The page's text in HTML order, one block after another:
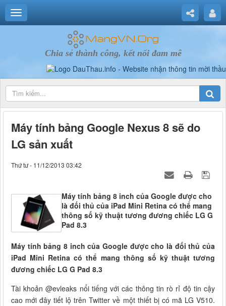
Chia sẻ thành công, kết nối đam mê
Máy tính bảng Google Nexus 8 sẽ do
LG sản xuất
Thứ tư - 11/12/2013 03:42
Máy tính bảng 8 inch của Google được cho
là đối thủ của iPad Mini Retina có thể mang
thông số kỹ thuật tương đương chiếc LG G
Pad 8.3
Máy tính bảng 8 inch của Google được cho là đối thủ của
iPad Mini Retina có thể mang thông số kỹ thuật tương
đương chiếc LG G Pad 8.3
Tài khoản @evleaks nổi tiếng với các thông tin rò rỉ độ tin cậy
cao mới đây tiết lộ trên Twitter về một thiết bị có mã LG V510.